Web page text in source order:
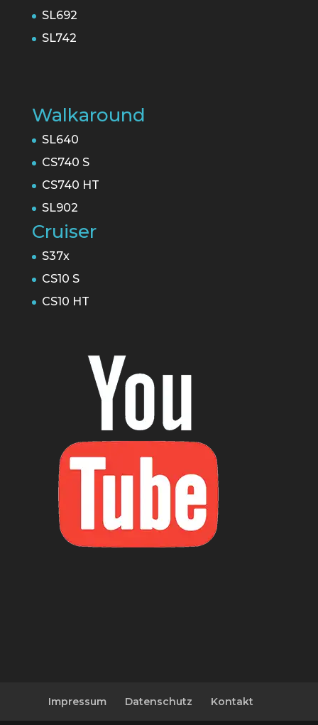
SL692
SL742
Walkaround
SL640
CS740 S
CS740 HT
SL902
Cruiser
S37x
CS10 S
CS10 HT
Impressum Datenschutz Kontakt